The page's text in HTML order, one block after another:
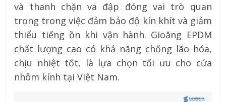
và thanh chặn va đập đóng vai trò quan
trọng trong việc đảm bảo độ kín khít và giảm
thiểu tiếng ồn khi vận hành. Gioăng EPDM
chất lượng cao có khả năng chống lão hóa,
chịu nhiệt tốt, là lựa chọn tối ưu cho cửa
nhôm kính tại Việt Nam.